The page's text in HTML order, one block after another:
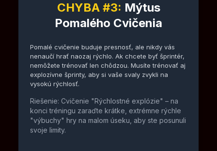
CHYBA #3: Mýtus
Pomalého Cvičenia
Pomalé cvičenie buduje presnosť, ale nikdy vás
nenaučí hrať naozaj rýchlo. Ak chcete byť šprintér,
nemôžete trénovať len chôdzou. Musíte trénovať aj
explozívne šprinty, aby si vaše svaly zvykli na
vysokú rýchlosť.
Riešenie: Cvičenie "Rýchlostné explózie" – na
konci tréningu zaraďte krátke, extrémne rýchle
"výbuchy" hry na malom úseku, aby ste posunuli
svoje limity.